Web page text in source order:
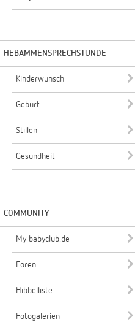
HEBAMMENSPRECHSTUNDE
Kinderwunsch
Geburt
Stillen
Gesundheit
COMMUNITY
My babyclub.de
Foren
Hibbelliste
Fotogalerien